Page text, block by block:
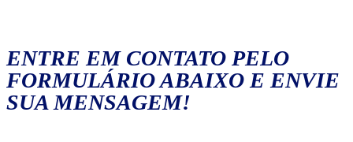
ENTRE EM CONTATO PELO
FORMULÁRIO ABAIXO E ENVIE
SUA MENSAGEM!